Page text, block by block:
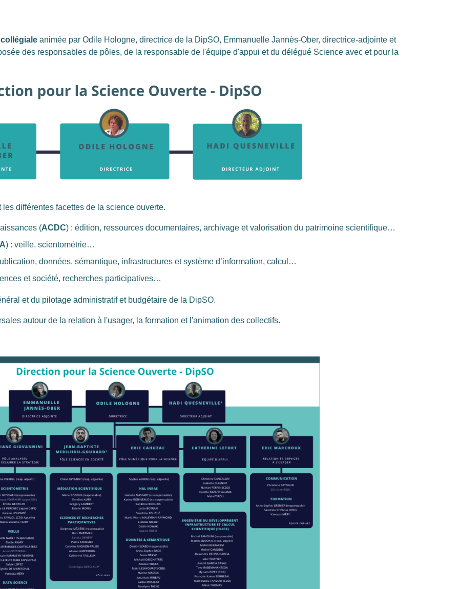
animée par Odile Hologne, directrice de la DipSO, Emmanuelle Jannès-Ober, directrice-adjointe et
des responsables de pôles, de la responsable de l'équipe d'appui et du délégué Science avec et pour la
différentes facettes de la science ouverte.
(ACDC) : édition, ressources documentaires, archivage et valorisation du patrimoine scientifique…
) : veille, scientométrie…
données, sémantique, infrastructures et système d’information, calcul…
et société, recherches participatives…
et du pilotage administratif et budgétaire de la DipSO.
autour de la relation à l'usager, la formation et l'animation des collectifs.